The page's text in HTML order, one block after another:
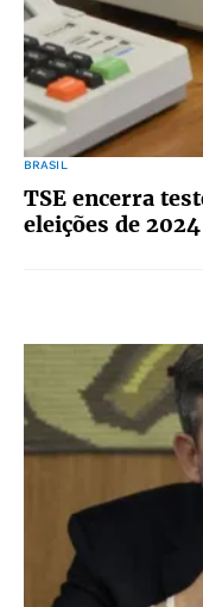
BRASIL
TSE encerra
eleições de 2024